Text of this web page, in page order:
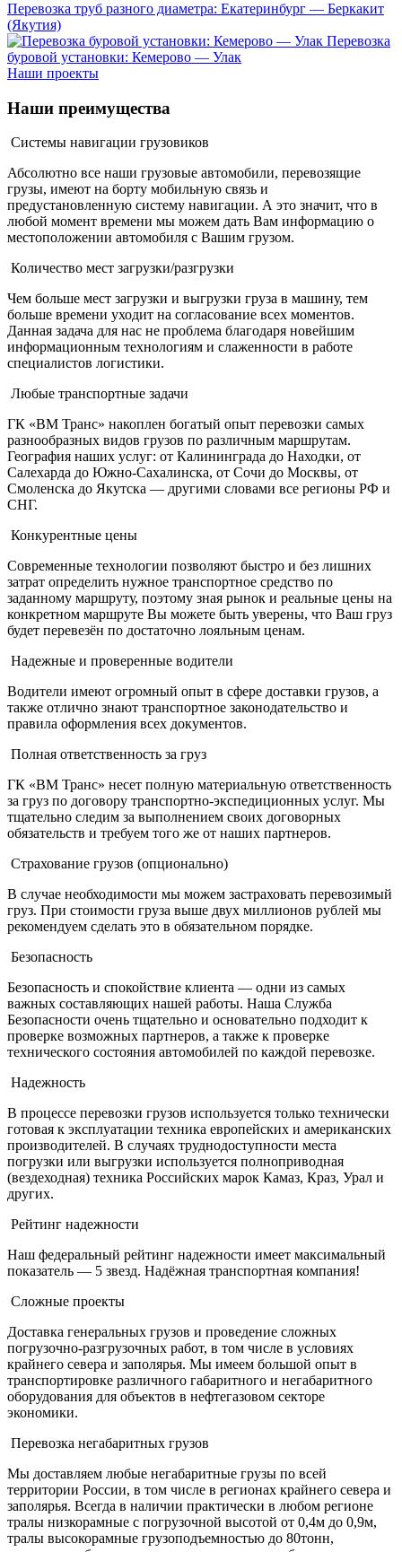
Перевозка труб разного диаметра: Екатеринбург — Беркакит
(Якутия)
Перевозка
буровой установки: Кемерово — Улак
Наши проекты
Наши преимущества
Системы навигации грузовиков
Абсолютно все наши грузовые автомобили, перевозящие
грузы, имеют на борту мобильную связь и
предустановленную систему навигации. А это значит, что в
любой момент времени мы можем дать Вам информацию о
местоположении автомобиля с Вашим грузом.
Количество мест загрузки/разгрузки
Чем больше мест загрузки и выгрузки груза в машину, тем
больше времени уходит на согласование всех моментов.
Данная задача для нас не проблема благодаря новейшим
информационным технологиям и слаженности в работе
специалистов логистики.
Любые транспортные задачи
ГК «ВМ Транс» накоплен богатый опыт перевозки самых
разнообразных видов грузов по различным маршрутам.
География наших услуг: от Калининграда до Находки, от
Салехарда до Южно-Сахалинска, от Сочи до Москвы, от
Смоленска до Якутска — другими словами все регионы РФ и
СНГ.
Конкурентные цены
Современные технологии позволяют быстро и без лишних
затрат определить нужное транспортное средство по
заданному маршруту, поэтому зная рынок и реальные цены на
конкретном маршруте Вы можете быть уверены, что Ваш груз
будет перевезён по достаточно лояльным ценам.
Надежные и проверенные водители
Водители имеют огромный опыт в сфере доставки грузов, а
также отлично знают транспортное законодательство и
правила оформления всех документов.
Полная ответственность за груз
ГК «ВМ Транс» несет полную материальную ответственность
за груз по договору транспортно-экспедиционных услуг. Мы
тщательно следим за выполнением своих договорных
обязательств и требуем того же от наших партнеров.
Страхование грузов (опционально)
В случае необходимости мы можем застраховать перевозимый
груз. При стоимости груза выше двух миллионов рублей мы
рекомендуем сделать это в обязательном порядке.
Безопасность
Безопасность и спокойствие клиента — одни из самых
важных составляющих нашей работы. Наша Служба
Безопасности очень тщательно и основательно подходит к
проверке возможных партнеров, а также к проверке
технического состояния автомобилей по каждой перевозке.
Надежность
В процессе перевозки грузов используется только технически
готовая к эксплуатации техника европейских и американских
производителей. В случаях труднодоступности места
погрузки или выгрузки используется полноприводная
(вездеходная) техника Российских марок Камаз, Краз, Урал и
других.
Рейтинг надежности
Наш федеральный рейтинг надежности имеет максимальный
показатель — 5 звезд. Надёжная транспортная компания!
Сложные проекты
Доставка генеральных грузов и проведение сложных
погрузочно-разгрузочных работ, в том числе в условиях
крайнего севера и заполярья. Мы имеем большой опыт в
транспортировке различного габаритного и негабаритного
оборудования для объектов в нефтегазовом секторе
экономики.
Перевозка негабаритных грузов
Мы доставляем любые негабаритные грузы по всей
территории России, в том числе в регионах крайнего севера и
заполярья. Всегда в наличии практически в любом регионе
тралы низкорамные с погрузочной высотой от 0,4м до 0,9м,
тралы высокорамные грузоподъемностью до 80тонн,